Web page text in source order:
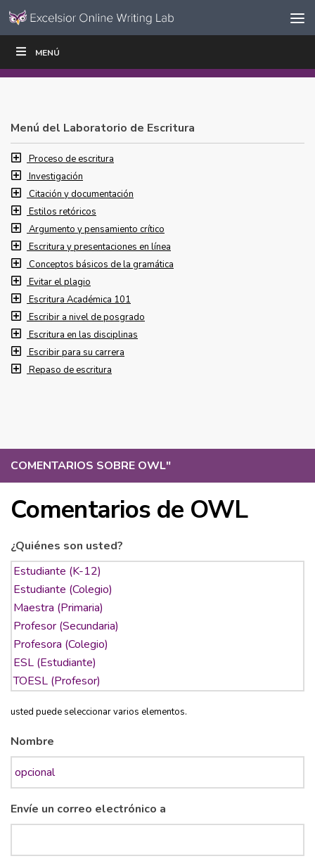
Ir al contenido
navegación
MENÚ
COMENTARIOS SOBRE OWL"
Comentarios de OWL
¿Quiénes son usted?
usted puede seleccionar varios elementos.
Nombre
Envíe un correo electrónico a
ESCRIBIR
Menú del Laboratorio de Escritura
Proceso de escritura
Investigación
Citación y documentación
Estilos retóricos
Argumento y pensamiento crítico
Escritura y presentaciones en línea
Conceptos básicos de la gramática
Evitar el plagio
Escritura Académica 101
Escribir a nivel de posgrado
Escritura en las disciplinas
Escribir para su carrera
Repaso de escritura